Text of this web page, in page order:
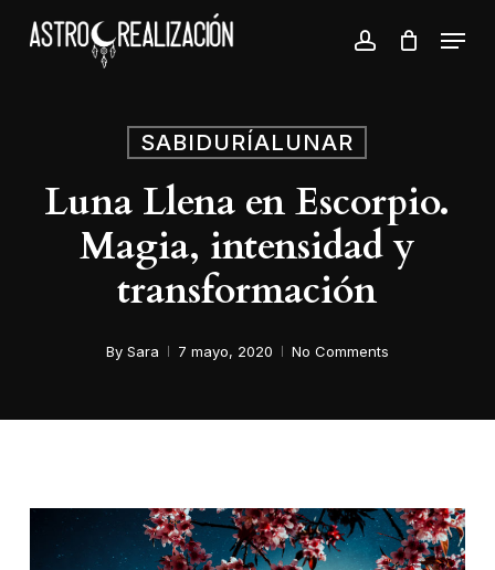
account
Menu
SABIDURÍALUNAR
Luna Llena en Escorpio.
Magia, intensidad y
transformación
By Sara 7 mayo, 2020 No Comments